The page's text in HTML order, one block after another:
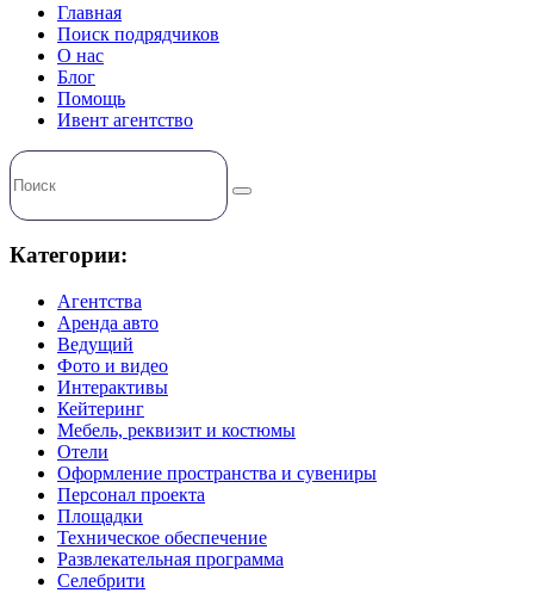
Главная
Поиск подрядчиков
О нас
Блог
Помощь
Ивент агентство
Категории:
Агентства
Аренда авто
Ведущий
Фото и видео
Интерактивы
Кейтеринг
Мебель, реквизит и костюмы
Отели
Оформление пространства и сувениры
Персонал проекта
Площадки
Техническое обеспечение
Развлекательная программа
Селебрити